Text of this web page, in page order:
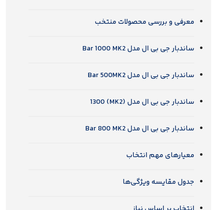
معرفی و بررسی محصولات منتخب
ساندبار جی بی ال مدل Bar 1000 MK2
ساندبار جی بی ال مدل Bar 500MK2
ساندبار جی بی ال مدل (MK2) 1300
ساندبار جی بی ال مدل Bar 800 MK2
معیارهای مهم انتخاب
جدول مقایسه ویژگی‌ها